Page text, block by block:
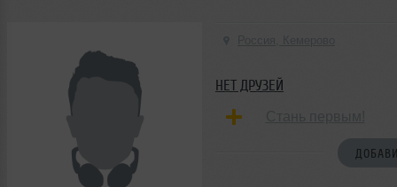
НЕТ ДРУЗЕЙ